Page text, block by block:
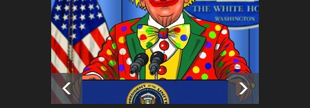
اخبار 6 ماه قبل
تسلیت به همکار | سهراب خیری
اخبار 6 ماه قبل